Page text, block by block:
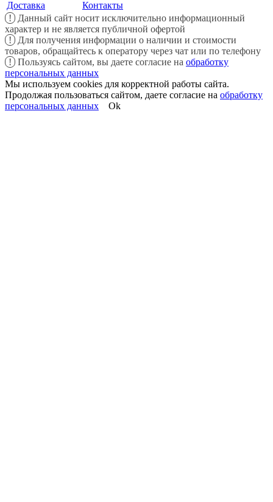
Доставка
Контакты
!
Данный сайт носит исключительно информационный
характер и не является публичной офертой
!
Для получения информации о наличии и стоимости
товаров, обращайтесь к оператору через чат или по телефону
!
Пользуясь сайтом, вы даете согласие на обработку
персональных данных
Мы используем cookies для корректной работы сайта.
Продолжая пользоваться сайтом, даете согласие на обработку
персональных данных
Ok